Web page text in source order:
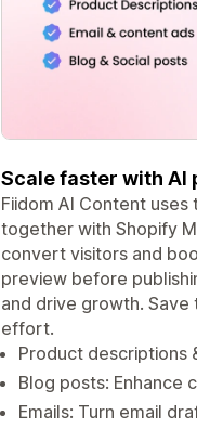
Scale faster with AI
Fiidom AI Content
together with Shopify
convert visitors and
preview before
and drive growth.
effort.
Product descriptions
Blog posts: Enhance
Emails: Turn email